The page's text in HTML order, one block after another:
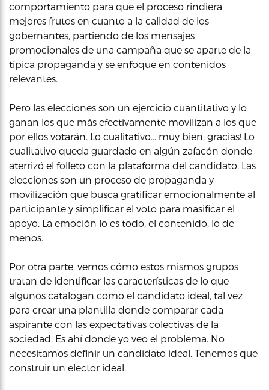
comportamiento para que el proceso rindiera
mejores frutos en cuanto a la calidad de los
gobernantes, partiendo de los mensajes
promocionales de una campaña que se aparte de la
típica propaganda y se enfoque en contenidos
relevantes.
Pero las elecciones son un ejercicio cuantitativo y lo
ganan los que más efectivamente movilizan a los que
por ellos votarán. Lo cualitativo… muy bien, gracias! Lo
cualitativo queda guardado en algún zafacón donde
aterrizó el folleto con la plataforma del candidato. Las
elecciones son un proceso de propaganda y
movilización que busca gratificar emocionalmente al
participante y simplificar el voto para masificar el
apoyo. La emoción lo es todo, el contenido, lo de
menos.
Por otra parte, vemos cómo estos mismos grupos
tratan de identificar las características de lo que
algunos catalogan como el candidato ideal, tal vez
para crear una plantilla donde comparar cada
aspirante con las expectativas colectivas de la
sociedad. Es ahí donde yo veo el problema. No
necesitamos definir un candidato ideal. Tenemos que
construir un elector ideal.